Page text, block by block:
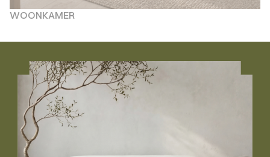
WOONKAMER